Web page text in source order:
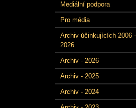
Mediální podpora
Pro média
Archiv účinkujících 2006 -
2026
Archiv - 2026
Archiv - 2025
Archiv - 2024